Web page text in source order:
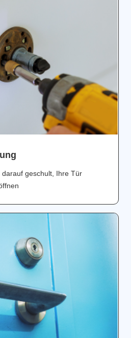
geschult, Ihre Tür